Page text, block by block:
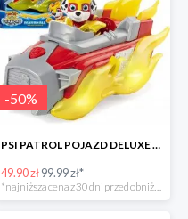
-50%
PSI PATROL POJAZD DELUXE FIGURKA MARSHALL MIGHTY -50%
49.90 zł99.99 zł*